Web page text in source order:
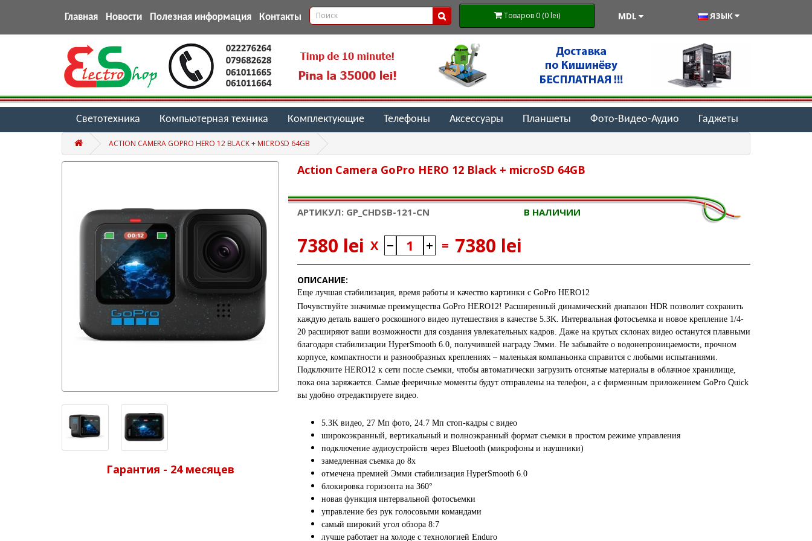
Главная Новости Полезная информация Контакты Товаров 0 (0 lei) MDL ЯЗЫК
Светотехника Компьютерная техника Комплектующие Телефоны Аксессуары Планшеты Фото-Видео-Аудио Гаджеты
ACTION CAMERA GOPRO HERO 12 BLACK + MICROSD 64GB
Гарантия - 24 месяцев
Action Camera GoPro HERO 12 Black + microSD 64GB
АРТИКУЛ: GP_CHDSB-121-CN В НАЛИЧИИ
7380 lei X = 7380 lei
ОПИСАНИЕ:
Еще лучшая стабилизация, время работы и качество картинки с GoPro HERO12
Почувствуйте значимые преимущества GoPro HERO12! Расширенный динамический диапазон HDR позволит сохранить
каждую деталь вашего роскошного видео путешествия в качестве 5.3K. Интервальная фотосъемка и новое крепление 1/4-
20 расширяют ваши возможности для создания увлекательных кадров. Даже на крутых склонах видео останутся плавными
благодаря стабилизации HyperSmooth 6.0, получившей награду Эмми. Не забывайте о водонепроницаемости, прочном
корпусе, компактности и разнообразных креплениях – маленькая компаньонка справится с любыми испытаниями.
Подключите HERO12 к сети после съемки, чтобы автоматически загрузить отснятые материалы в облачное хранилище,
пока она заряжается. Самые фееричные моменты будут отправлены на телефон, а с фирменным приложением GoPro Quick
вы удобно отредактируете видео.
5.3K видео, 27 Мп фото, 24.7 Мп стоп-кадры с видео
широкоэкранный, вертикальный и полноэкранный формат съемки в простом режиме управления
подключение аудиоустройств через Bluetooth (микрофоны и наушники)
замедленная съемка до 8х
отмечена премией Эмми стабилизация HyperSmooth 6.0
блокировка горизонта на 360°
новая функция интервальной фотосъемки
управление без рук голосовыми командами
самый широкий угол обзора 8:7
лучше работает на холоде с технологией Enduro